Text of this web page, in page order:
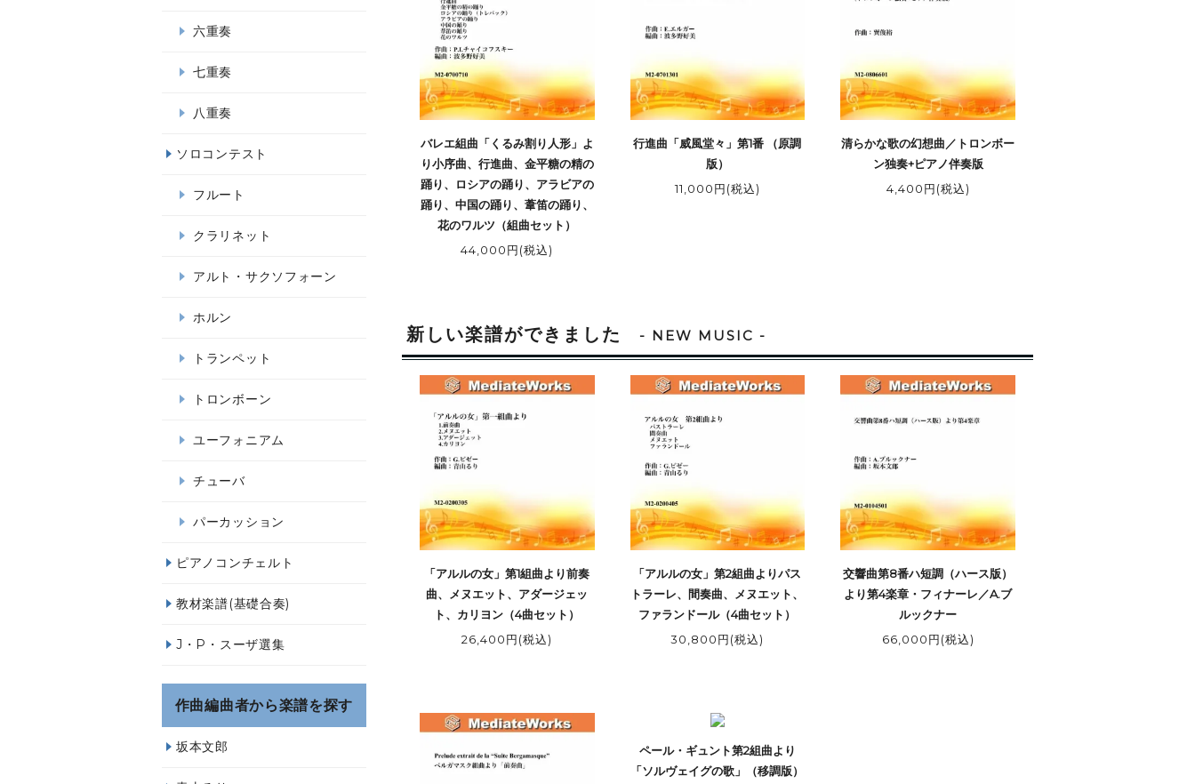
バレエ組曲「くるみ割り人形」よ
り小序曲、行進曲、金平糖の精の
踊り、ロシアの踊り、アラビアの
踊り、中国の踊り、葦笛の踊り、
花のワルツ（組曲セット）
44,000円(税込)
行進曲「威風堂々」第1番 （原調
版）
11,000円(税込)
清らかな歌の幻想曲／トロンボー
ン独奏+ピアノ伴奏版
4,400円(税込)
新しい楽譜ができました - NEW MUSIC -
「アルルの女」第1組曲より前奏
曲、メヌエット、アダージェッ
ト、カリヨン（4曲セット）
26,400円(税込)
「アルルの女」第2組曲よりパス
トラーレ、間奏曲、メヌエット、
ファランドール（4曲セット）
30,800円(税込)
交響曲第8番ハ短調（ハース版）
より第4楽章・フィナーレ／A.ブ
ルックナー
66,000円(税込)
ペール・ギュント第2組曲より
「ソルヴェイグの歌」（移調版）
六重奏
七重奏
八重奏
ソロコンテスト
フルート
クラリネット
アルト・サクソフォーン
ホルン
トランペット
トロンボーン
ユーフォニアム
チューバ
パーカッション
ピアノコンチェルト
教材楽譜(基礎合奏)
J・P・スーザ選集
作曲編曲者から楽譜を探す
坂本文郎